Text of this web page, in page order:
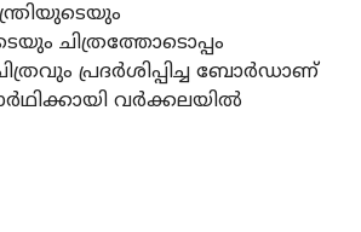
ചിത്രത്തോടൊപ്പം
പ്രദര്‍ശിപ്പിച്ച ബോര്‍ഡാണ്
വര്‍ക്കലയില്‍